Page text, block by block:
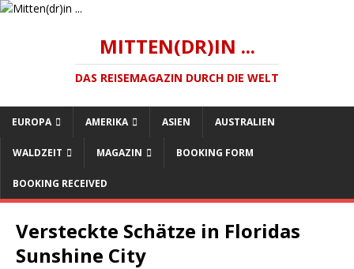
MITTEN(DR)IN ...
DAS REISEMAGAZIN DURCH DIE WELT
EUROPA AMERIKA ASIEN AUSTRALIEN
WALDZEIT MAGAZIN BOOKING FORM
BOOKING RECEIVED
Versteckte Schätze in Floridas
Sunshine City